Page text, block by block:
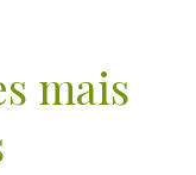
mais